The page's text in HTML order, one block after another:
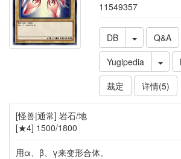
11549357
DB Q&A
Yugipedia
裁定
详情(5)
[怪兽|通常] 岩石/地
[★4] 1500/1800
用α、β、γ来变形合体。